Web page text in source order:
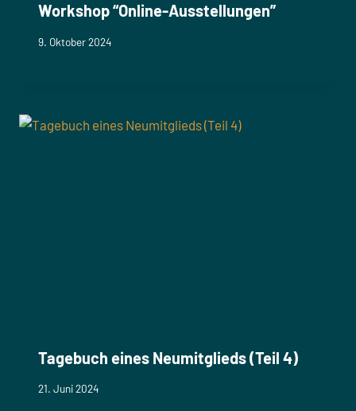
Workshop “Online-Ausstellungen”
9. Oktober 2024
Tagebuch eines Neumitglieds (Teil 4)
21. Juni 2024